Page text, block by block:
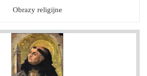
Obrazy religijne